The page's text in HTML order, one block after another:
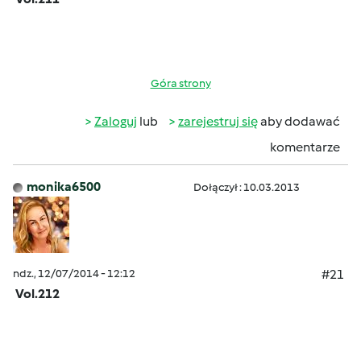
Góra strony
Zaloguj lub zarejestruj sięaby dodawać
komentarze
monika6500 Dołączył : 10.03.2013
ndz., 12/07/2014 - 12:12
#21
Vol.212